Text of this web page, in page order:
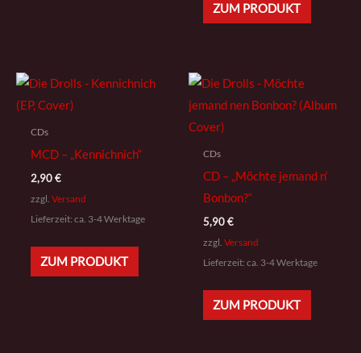
ZUM PRODUKT
CDs
MCD – „Kennichnich“
2,90€
zzgl. Versand
Lieferzeit: ca. 3-4 Werktage
ZUM PRODUKT
CDs
CD – „Möchte jemand n‘
Bonbon?“
5,90€
zzgl. Versand
Lieferzeit: ca. 3-4 Werktage
ZUM PRODUKT